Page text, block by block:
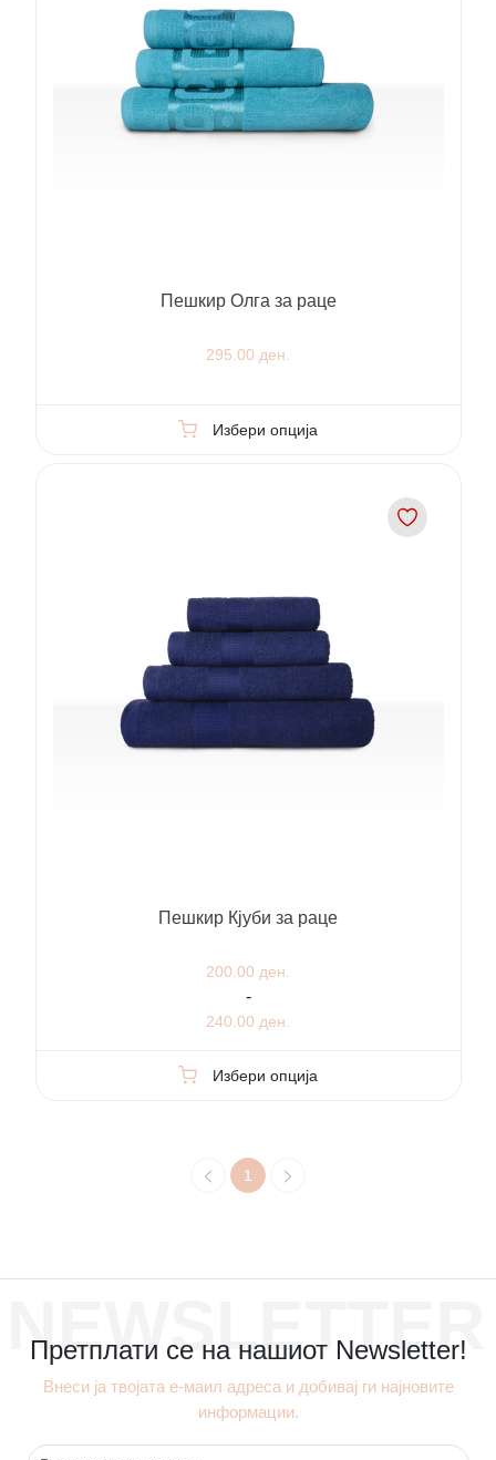
Пешкир Олга за раце
295.00 ден.
Избери опција
Пешкир Кјуби за раце
200.00 ден.
-
240.00 ден.
Избери опција
1
NEWSLETTER
Претплати се на нашиот Newsletter!
Внеси ја твојата е-маил адреса и добивај ги најновите
информации.